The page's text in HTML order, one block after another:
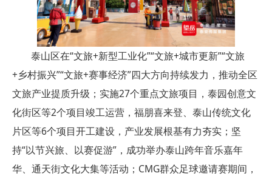
泰山区在“文旅+新型工业化”“文旅+城市更新”“文旅
+乡村振兴”“文旅+赛事经济”四大方向持续发力，推动全区
文旅产业提质升级；实施27个重点文旅项目，泰园创意文
化街区等2个项目竣工运营，福朋喜来登、泰山传统文化
片区等6个项目开工建设，产业发展根基有力夯实；坚
持“以节兴旅、以赛促游”，成功举办泰山跨年音乐嘉年
华、通天街文化大集等活动；CMG群众足球邀请赛期间，